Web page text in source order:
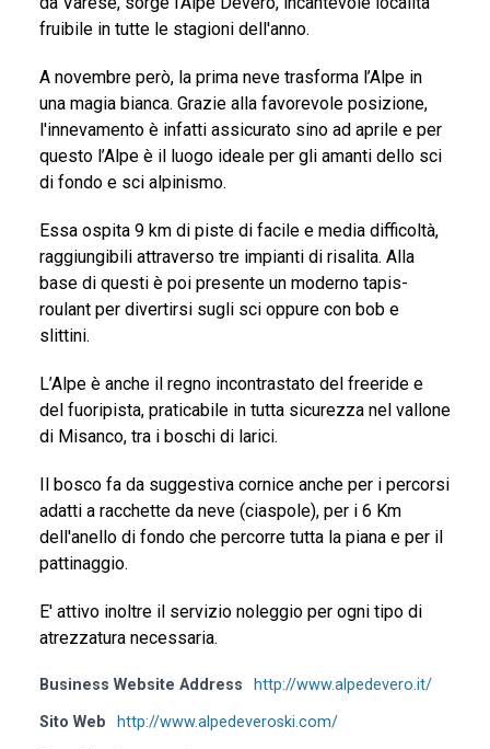
fruibile in tutte le stagioni dell'anno.
A novembre però, la prima neve trasforma l’Alpe in
una magia bianca. Grazie alla favorevole posizione,
l'innevamento è infatti assicurato sino ad aprile e per
questo l’Alpe è il luogo ideale per gli amanti dello sci
di fondo e sci alpinismo.
Essa ospita 9 km di piste di facile e media difficoltà,
raggiungibili attraverso tre impianti di risalita. Alla
base di questi è poi presente un moderno tapis-
roulant per divertirsi sugli sci oppure con bob e
slittini.
L’Alpe è anche il regno incontrastato del freeride e
del fuoripista, praticabile in tutta sicurezza nel vallone
di Misanco, tra i boschi di larici.
Il bosco fa da suggestiva cornice anche per i percorsi
adatti a racchette da neve (ciaspole), per i 6 Km
dell'anello di fondo che percorre tutta la piana e per il
pattinaggio.
E' attivo inoltre il servizio noleggio per ogni tipo di
atrezzatura necessaria.
Business Website Address
http://www.alpedevero.it/
Sito Web
http://www.alpedeveroski.com/